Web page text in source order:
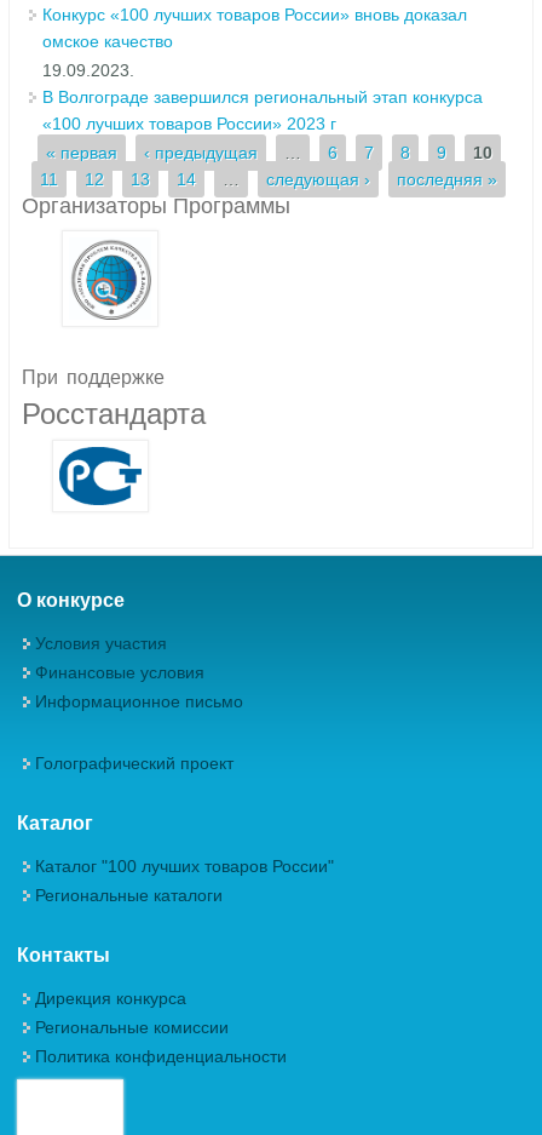
Конкурс «100 лучших товаров России» вновь доказал
омское качество
19.09.2023.
В Волгограде завершился региональный этап конкурса
«100 лучших товаров России» 2023 г
Страницы
« первая ‹ предыдущая … 6 7 8 9
10
11
12 13 14 … следующая › последняя »
Организаторы Программы
При поддержке
Росстандарта
О конкурсе
Условия участия
Финансовые условия
Информационное письмо
Голографический проект
Каталог
Каталог "100 лучших товаров России"
Региональные каталоги
Контакты
Дирекция конкурса
Региональные комиссии
Политика конфиденциальности